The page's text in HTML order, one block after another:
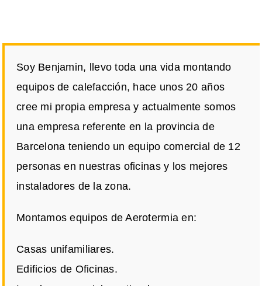
Soy Benjamin, llevo toda una vida montando
equipos de calefacción, hace unos 20 años
cree mi propia empresa y actualmente somos
una empresa referente en la provincia de
Barcelona teniendo un equipo comercial de 12
personas en nuestras oficinas y los mejores
instaladores de la zona.
Montamos equipos de Aerotermia en:
Casas unifamiliares.
Edificios de Oficinas.